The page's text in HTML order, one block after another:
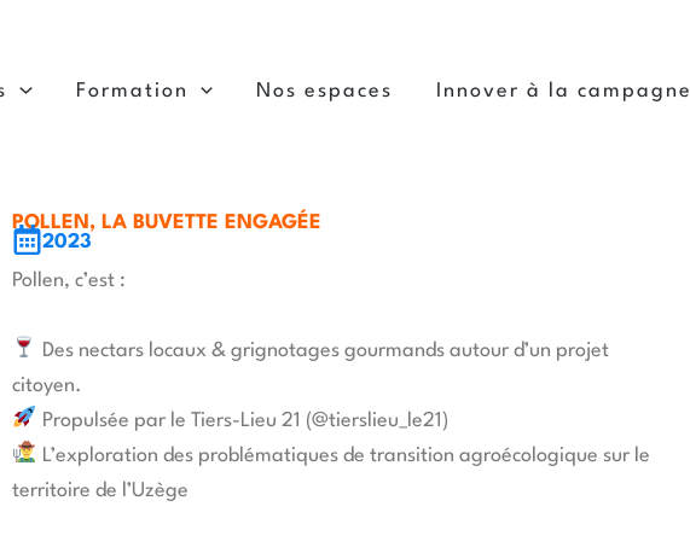
Formation Nos espaces Innover à la campagne
POLLEN, LA BUVETTE ENGAGÉE
2023
Pollen, c’est :
Des nectars locaux & grignotages gourmands autour d’un projet
citoyen.
Propulsée par le Tiers-Lieu 21 (@tierslieu_le21)
L’exploration des problématiques de transition agroécologique sur le
territoire de l’Uzège